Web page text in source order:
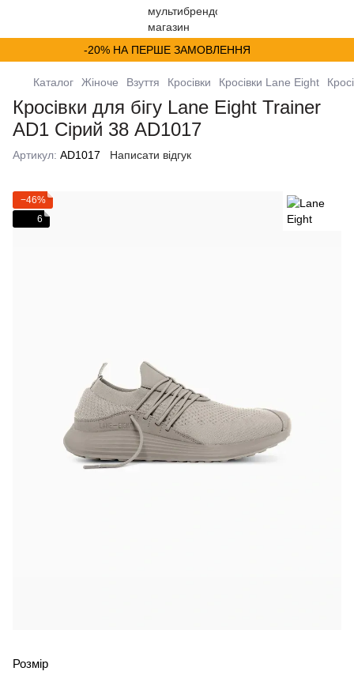
-20% НА ПЕРШЕ ЗАМОВЛЕННЯ
Каталог Жіноче Взуття Кросівки Кросівки Lane Eight
Кросівки для бігу Lane Eight Trainer
AD1 Сірий 38 AD1017
Артикул: AD1017 Написати відгук
−46%
6
Розмір